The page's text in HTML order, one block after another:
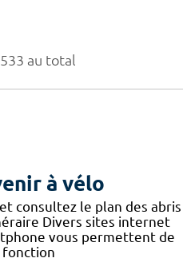
au total
à vélo
consultez le plan des abris
Divers sites internet
vous permettent de